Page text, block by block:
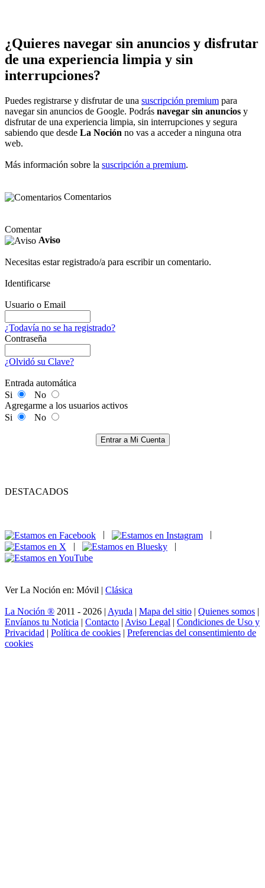
¿Quieres navegar sin anuncios y disfrutar
de una experiencia limpia y sin
interrupciones?
Puedes registrarse y disfrutar de una suscripción premium para
navegar sin anuncios de Google. Podrás navegar sin anuncios y
disfrutar de una experiencia limpia, sin interrupciones y segura
sabiendo que desde La Noción no vas a acceder a ninguna otra
web.
Más información sobre la suscripción a premium.
Comentarios
Comentar
Aviso
Necesitas estar registrado/a para escribir un comentario.
Identificarse
Usuario o Email
¿Todavía no se ha registrado?
Contraseña
¿Olvidó su Clave?
Entrada automática
Si
No
Agregarme a los usuarios activos
Si
No
Entrar a Mi Cuenta
DESTACADOS
|
|
Ver La Noción en: Móvil | Clásica
La Noción ® 2011 - 2026 | Ayuda | Mapa del sitio | Quienes somos |
Envíanos tu Noticia | Contacto | Aviso Legal | Condiciones de Uso y
Privacidad | Política de cookies | Preferencias del consentimiento de
cookies